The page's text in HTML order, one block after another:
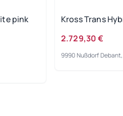
pink
Kross Trans
2.729,30 €
9990 Nußdorf